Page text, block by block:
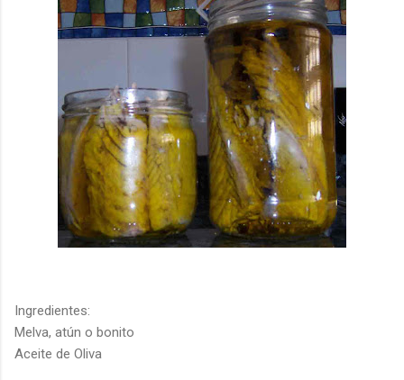
Ingredientes:
Melva, atún o bonito
Aceite de Oliva